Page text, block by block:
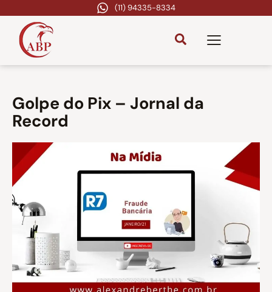
(11) 94335-8334
Golpe do Pix – Jornal da
Record